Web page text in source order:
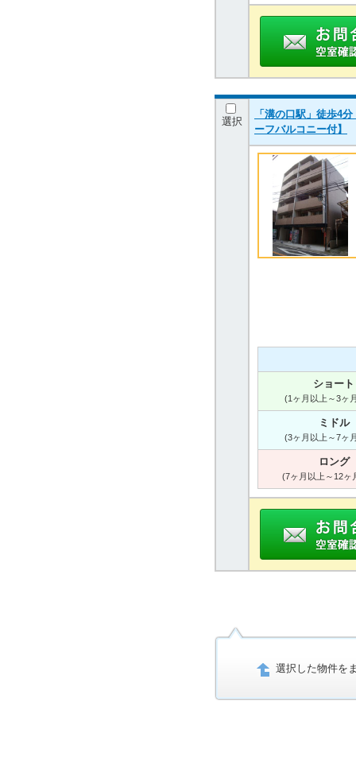
選択
「溝の口駅」徒歩
ーフバルコニー付】
ショート
(1ヶ月以上～3ヶ
ミドル
(3ヶ月以上～7ヶ
ロング
(7ヶ月以上～12ヶ
選択した物件を